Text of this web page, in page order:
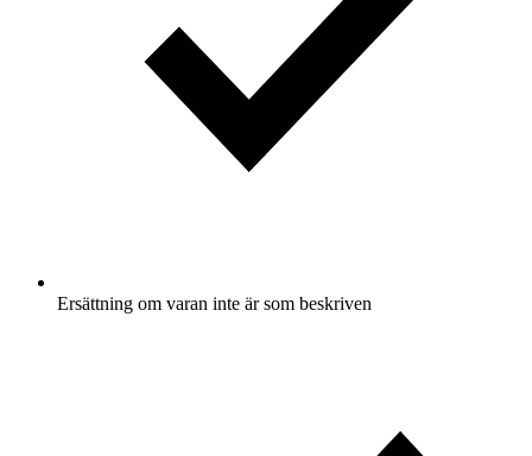
Ersättning om varan inte är som beskriven